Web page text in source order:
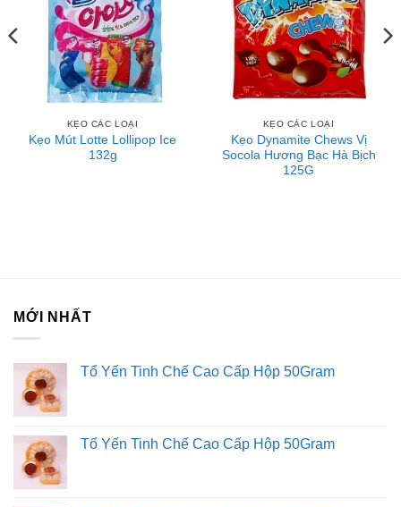
KẸO CÁC LOẠI
Kẹo Mút Lotte Lollipop Ice
132g
KẸO CÁC LOẠI
Kẹo Dynamite Chews Vị
Socola Hương Bạc Hà Bịch
125G
MỚI NHẤT
Tổ Yến Tinh Chế Cao Cấp Hộp 50Gram
Tổ Yến Tinh Chế Cao Cấp Hộp 50Gram